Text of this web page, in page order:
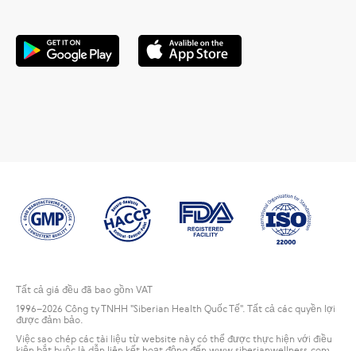
Tất cả giá đều đã bao gồm VAT
1996–2026 Công ty TNHH "Siberian Health Quốc Tế". Tất cả các quyền lợi
được đảm bảo.
Việc sao chép các tài liệu từ website này có thể được thực hiện với điều